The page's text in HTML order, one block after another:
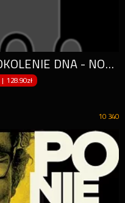
KABARET NEO-NÓWKA: POKOLENIE DNA - NOWY PROGRAM 2026
|128.90zł
10 340